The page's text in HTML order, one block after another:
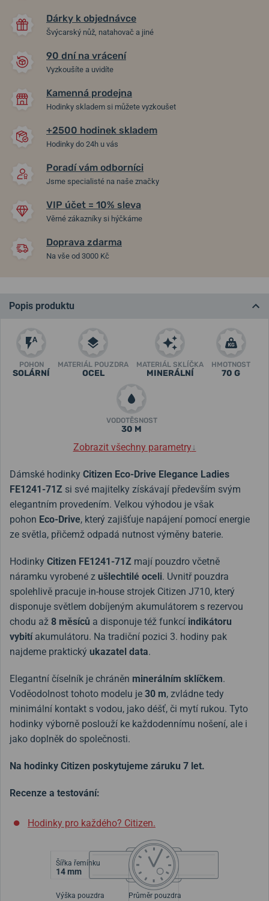
Dárky k objednávce
Švýcarský nůž, natahovač a jiné
90 dní na vrácení
Vyzkoušíte a uvidíte
Kamenná prodejna
Hodinky skladem si můžete vyzkoušet
+2500 hodinek skladem
Hodinky do 24h u vás
Poradí vám odborníci
Jsme specialisté na naše značky
VIP účet = 10% sleva
Věrné zákazníky si hýčkáme
Doprava zdarma
Na vše od 3000 Kč
Popis produktu
POHON
SOLÁRNÍ
MATERIÁL POUZDRA
OCEL
MATERIÁL SKLÍČKA
MINERÁLNÍ
HMOTNOST
70 G
VODOTĚSNOST
30 M
Zobrazit všechny parametry↓
Dámské hodinky Citizen Eco-Drive Elegance Ladies
FE1241-71Z si své majitelky získávají především svým
elegantním provedením. Velkou výhodou je však
pohon Eco-Drive, který zajišťuje napájení pomocí energie
ze světla, přičemž odpadá nutnost výměny baterie.
Hodinky Citizen FE1241-71Z mají pouzdro včetně
náramku vyrobené z ušlechtilé oceli. Uvnitř pouzdra
spolehlivě pracuje in-house strojek Citizen J710, který
disponuje světlem dobíjeným akumulátorem s rezervou
chodu až 8 měsíců a disponuje též funkcí indikátoru
vybitíakumulátoru. Na tradiční pozici 3. hodiny pak
najdeme praktický ukazatel data.
Elegantní číselník je chráněn minerálním sklíčkem.
Voděodolnost tohoto modelu je 30 m, zvládne tedy
minimální kontakt s vodou, jako déšť, či mytí rukou. Tyto
hodinky výborně poslouží ke každodennímu nošení, ale i
jako doplněk do společnosti.
Na hodinky Citizen poskytujeme záruku 7 let.
Recenze a testování:
Hodinky pro každého? Citizen.
Šířka řemínku
14 mm
Výška pouzdra Průměr pouzdra